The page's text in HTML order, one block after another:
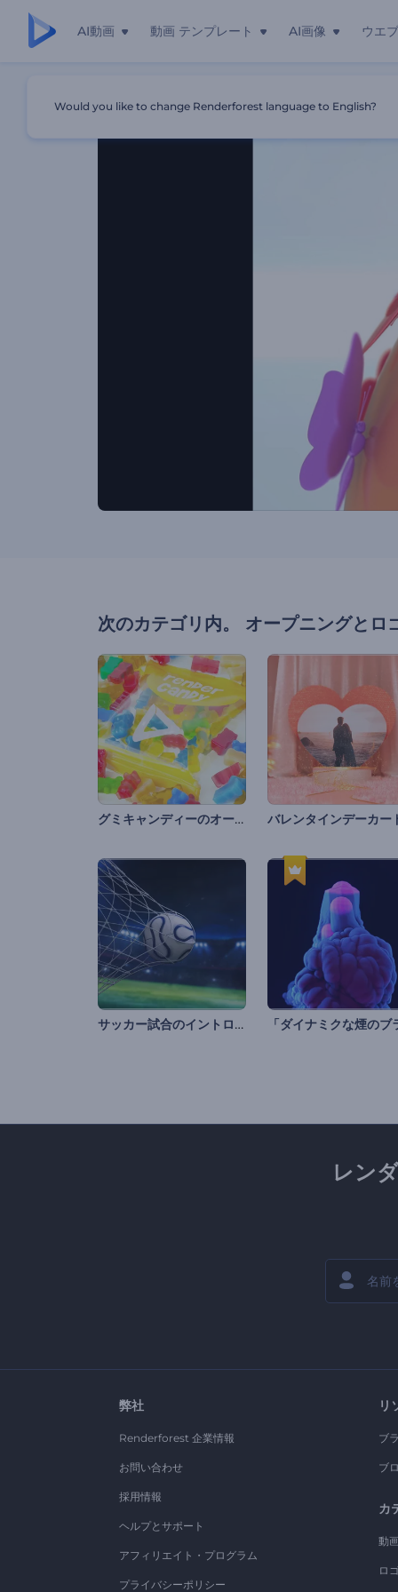
AI動画 動画 テンプレート AI画像 ウエ
次のカテゴリ内。 オープニングとロ
グミキャンディーのオープニング動画
サッカー試合のイントロ動画
レン
弊社
Renderforest 企業情報
お問い合わせ
採用情報
ヘルプとサポート
アフィリエイト・プログラム
プライバシーポリシー
リ
ブ
ブ
カ
動
ロ
Would you like to change Renderforest language to English?